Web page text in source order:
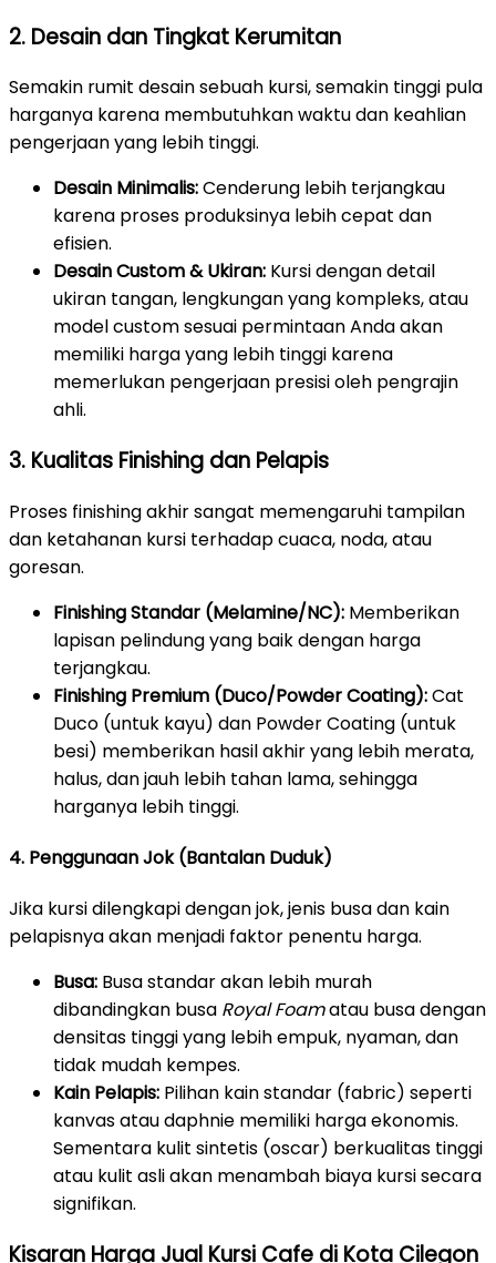
2. Desain dan Tingkat Kerumitan
Semakin rumit desain sebuah kursi, semakin tinggi pula
harganya karena membutuhkan waktu dan keahlian
pengerjaan yang lebih tinggi.
Desain Minimalis:Cenderung lebih terjangkau
karena proses produksinya lebih cepat dan
efisien.
Desain Custom & Ukiran: Kursi dengan detail
ukiran tangan, lengkungan yang kompleks, atau
model custom sesuai permintaan Anda akan
memiliki harga yang lebih tinggi karena
memerlukan pengerjaan presisi oleh pengrajin
ahli.
3. Kualitas Finishing dan Pelapis
Proses finishing akhir sangat memengaruhi tampilan
dan ketahanan kursi terhadap cuaca, noda, atau
goresan.
Finishing Standar (Melamine/NC): Memberikan
lapisan pelindung yang baik dengan harga
terjangkau.
Finishing Premium (Duco/Powder Coating):Cat
Duco (untuk kayu) dan Powder Coating (untuk
besi) memberikan hasil akhir yang lebih merata,
halus, dan jauh lebih tahan lama, sehingga
harganya lebih tinggi.
4. Penggunaan Jok (Bantalan Duduk)
Jika kursi dilengkapi dengan jok, jenis busa dan kain
pelapisnya akan menjadi faktor penentu harga.
Busa: Busa standar akan lebih murah
dibandingkan busa Royal Foamatau busa dengan
densitas tinggi yang lebih empuk, nyaman, dan
tidak mudah kempes.
Kain Pelapis: Pilihan kain standar (fabric) seperti
kanvas atau daphnie memiliki harga ekonomis.
Sementara kulit sintetis (oscar) berkualitas tinggi
atau kulit asli akan menambah biaya kursi secara
signifikan.
Kisaran Harga Jual Kursi Cafe di Kota Cilegon